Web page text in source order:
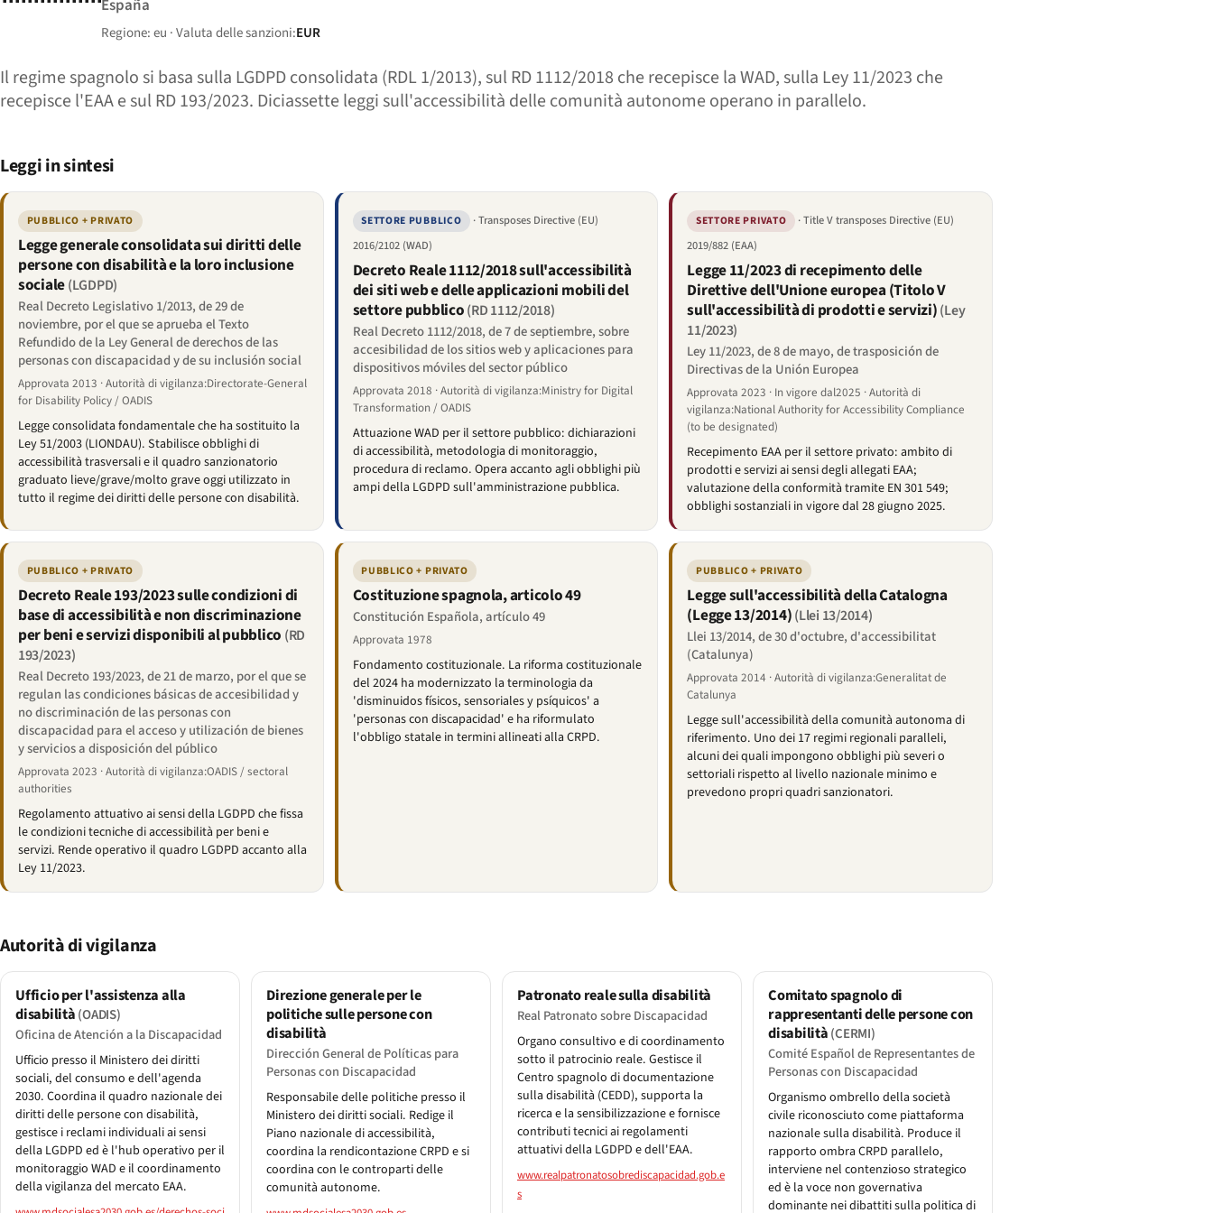
España
Regione: eu · Valuta delle sanzioni:EUR
Il regime spagnolo si basa sulla LGDPD consolidata (RDL 1/2013), sul RD 1112/2018 che recepisce la WAD, sulla Ley 11/2023 che
recepisce l'EAA e sul RD 193/2023. Diciassette leggi sull'accessibilità delle comunità autonome operano in parallelo.
Leggi in sintesi
PUBBLICO + PRIVATO
Legge generale consolidata sui diritti delle
persone con disabilità e la loro inclusione
sociale(LGDPD)
Real Decreto Legislativo 1/2013, de 29 de
noviembre, por el que se aprueba el Texto
Refundido de la Ley General de derechos de las
personas con discapacidad y de su inclusión social
Approvata 2013 · Autorità di vigilanza:Directorate-General
for Disability Policy / OADIS
Legge consolidata fondamentale che ha sostituito la
Ley 51/2003 (LIONDAU). Stabilisce obblighi di
accessibilità trasversali e il quadro sanzionatorio
graduato lieve/grave/molto grave oggi utilizzato in
tutto il regime dei diritti delle persone con disabilità.
SETTORE PUBBLICO
· Transposes Directive (EU)
2016/2102 (WAD)
Decreto Reale 1112/2018 sull'accessibilità
dei siti web e delle applicazioni mobili del
settore pubblico(RD 1112/2018)
Real Decreto 1112/2018, de 7 de septiembre, sobre
accesibilidad de los sitios web y aplicaciones para
dispositivos móviles del sector público
Approvata 2018 · Autorità di vigilanza:Ministry for Digital
Transformation / OADIS
Attuazione WAD per il settore pubblico: dichiarazioni
di accessibilità, metodologia di monitoraggio,
procedura di reclamo. Opera accanto agli obblighi più
ampi della LGDPD sull'amministrazione pubblica.
SETTORE PRIVATO
· Title V transposes Directive (EU)
2019/882 (EAA)
Legge 11/2023 di recepimento delle
Direttive dell'Unione europea (Titolo V
sull'accessibilità di prodotti e servizi)(Ley
11/2023)
Ley 11/2023, de 8 de mayo, de trasposición de
Directivas de la Unión Europea
Approvata 2023 · In vigore dal2025 · Autorità di
vigilanza:National Authority for Accessibility Compliance
(to be designated)
Recepimento EAA per il settore privato: ambito di
prodotti e servizi ai sensi degli allegati EAA;
valutazione della conformità tramite EN 301 549;
obblighi sostanziali in vigore dal 28 giugno 2025.
PUBBLICO + PRIVATO
Decreto Reale 193/2023 sulle condizioni di
base di accessibilità e non discriminazione
per beni e servizi disponibili al pubblico (RD
193/2023)
Real Decreto 193/2023, de 21 de marzo, por el que se
regulan las condiciones básicas de accesibilidad y
no discriminación de las personas con
discapacidad para el acceso y utilización de bienes
y servicios a disposición del público
Approvata 2023 · Autorità di vigilanza:OADIS / sectoral
authorities
Regolamento attuativo ai sensi della LGDPD che fissa
le condizioni tecniche di accessibilità per beni e
servizi. Rende operativo il quadro LGDPD accanto alla
Ley 11/2023.
PUBBLICO + PRIVATO
Costituzione spagnola, articolo 49
Constitución Española, artículo 49
Approvata 1978
Fondamento costituzionale. La riforma costituzionale
del 2024 ha modernizzato la terminologia da
'disminuidos físicos, sensoriales y psíquicos' a
'personas con discapacidad' e ha riformulato
l'obbligo statale in termini allineati alla CRPD.
PUBBLICO + PRIVATO
Legge sull'accessibilità della Catalogna
(Legge 13/2014)(Llei 13/2014)
Llei 13/2014, de 30 d'octubre, d'accessibilitat
(Catalunya)
Approvata 2014 · Autorità di vigilanza:Generalitat de
Catalunya
Legge sull'accessibilità della comunità autonoma di
riferimento. Uno dei 17 regimi regionali paralleli,
alcuni dei quali impongono obblighi più severi o
settoriali rispetto al livello nazionale minimo e
prevedono propri quadri sanzionatori.
Autorità di vigilanza
Ufficio per l'assistenza alla
disabilità(OADIS)
Oficina de Atención a la Discapacidad
Ufficio presso il Ministero dei diritti
sociali, del consumo e dell'agenda
2030. Coordina il quadro nazionale dei
diritti delle persone con disabilità,
gestisce i reclami individuali ai sensi
della LGDPD ed è l'hub operativo per il
monitoraggio WAD e il coordinamento
della vigilanza del mercato EAA.
Direzione generale per le
politiche sulle persone con
disabilità
Dirección General de Políticas para
Personas con Discapacidad
Responsabile delle politiche presso il
Ministero dei diritti sociali. Redige il
Piano nazionale di accessibilità,
coordina la rendicontazione CRPD e si
coordina con le controparti delle
comunità autonome.
Patronato reale sulla disabilità
Real Patronato sobre Discapacidad
Organo consultivo e di coordinamento
sotto il patrocinio reale. Gestisce il
Centro spagnolo di documentazione
sulla disabilità (CEDD), supporta la
ricerca e la sensibilizzazione e fornisce
contributi tecnici ai regolamenti
attuativi della LGDPD e dell'EAA.
www.realpatronatosobrediscapacidad.gob.e
s
Comitato spagnolo di
rappresentanti delle persone con
disabilità(CERMI)
Comité Español de Representantes de
Personas con Discapacidad
Organismo ombrello della società
civile riconosciuto come piattaforma
nazionale sulla disabilità. Produce il
rapporto ombra CRPD parallelo,
interviene nel contenzioso strategico
ed è la voce non governativa
dominante nei dibattiti sulla politica di